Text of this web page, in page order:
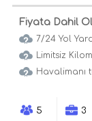
Fiyata Dahil
7/24 Yol
Limitsiz
Havalimanı
5 3